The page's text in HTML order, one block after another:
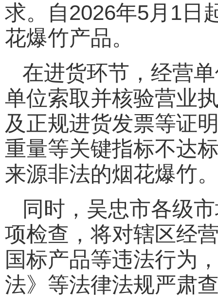
求。自2026年5月1日
花爆竹产品。
在进货环节，经营
单位索取并核验营业
及正规进货发票等证
重量等关键指标不达
来源非法的烟花爆竹
同时，吴忠市各级
项检查，将对辖区经
国标产品等违法行为
法》等法律法规严肃